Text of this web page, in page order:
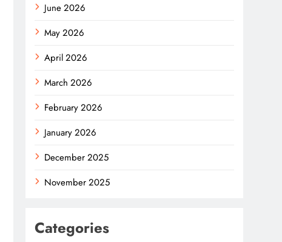
June 2026
May 2026
April 2026
March 2026
February 2026
January 2026
December 2025
November 2025
Categories